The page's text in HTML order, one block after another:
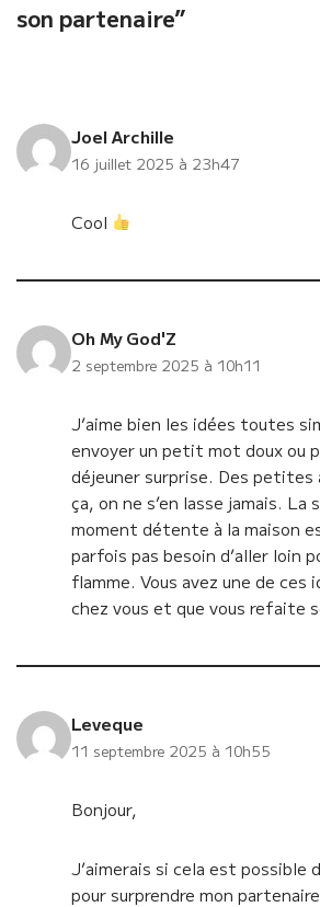
son partenaire”
Joel Archille
16 juillet 2025 à 23h47
Cool
Oh My God'Z
2 septembre 2025 à 10h11
J’aime bien les idées toutes
envoyer un petit mot doux ou
déjeuner surprise. Des
ça, on ne s’en lasse jamais. La
moment détente à la maison
parfois pas besoin d’aller loin
flamme. Vous avez une de ces
chez vous et que vous refaite
Leveque
11 septembre 2025 à 10h55
Bonjour,
J’aimerais si cela est possible
pour surprendre mon